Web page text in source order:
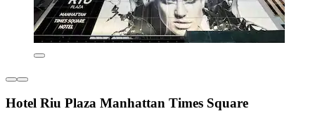
Hotel Riu Plaza Manhattan Times Square